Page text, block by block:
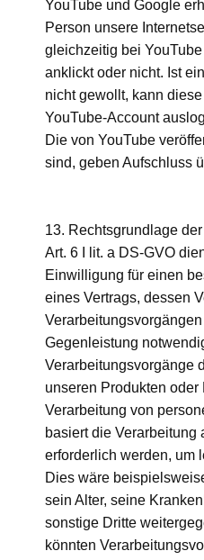
YouTube und Google
Person unsere
gleichzeitig bei
anklickt oder nicht. Ist
nicht gewollt, kann
YouTube-Account
Die von YouTube
sind, geben Aufschluss
13. Rechtsgrundlage
Art. 6 I lit. a DS-GVO
Einwilligung für einen
eines Vertrags, dessen
Gegenleistung
Verarbeitungsvorgänge
unseren Produkten
Verarbeitung von
basiert die Verarbeitung
erforderlich werden, um
Dies wäre
sein Alter, seine
sonstige Dritte
könnten